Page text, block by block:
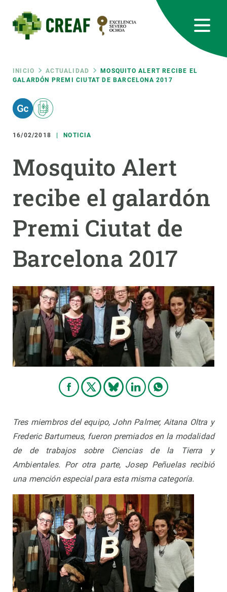
contenido
principal
Ruta
de
navegación
INICIO ACTUALIDAD
MOSQUITO ALERT RECIBE EL
GALARDÓN PREMI CIUTAT DE BARCELONA 2017
16/02/2018 NOTICIA
Mosquito Alert
recibe el galardón
Premi Ciutat de
Barcelona 2017
Tres miembros del equipo, John Palmer, Aitana Oltra y
Frederic Bartumeus, fueron premiados en la modalidad
de de trabajos sobre Ciencias de la Tierra y
Ambientales. Por otra parte, Josep Peñuelas recibió
una mención especial para esta misma categoría.
RRSS
Featured
responsive
INTRANET
Responsive
menu
INVESTIGACIÓN
CIENCIA EN ACCIÓN
ÚNETE A NOSOTROS
PARTICIPA